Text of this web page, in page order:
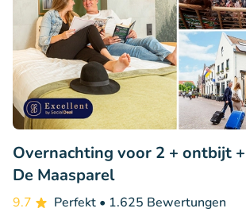
Overnachting voor 2 + ontbijt
De Maasparel
9.7 Perfekt • 1.625 Bewertungen